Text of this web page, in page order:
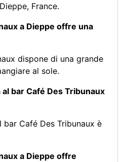
France.
a Dieppe offre una
dispone di una grande
al sole.
bar Café Des Tribunaux
Café Des Tribunaux è
a Dieppe offre